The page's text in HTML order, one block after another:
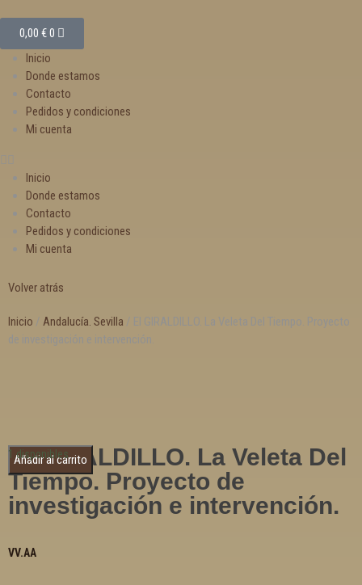
0,00 €0
Inicio
Donde estamos
Contacto
Pedidos y condiciones
Mi cuenta
Inicio
Donde estamos
Contacto
Pedidos y condiciones
Mi cuenta
Volver atrás
Inicio / Andalucía. Sevilla / El GIRALDILLO. La Veleta Del Tiempo. Proyecto
de investigación e intervención.
El GIRALDILLO. La Veleta Del
Tiempo. Proyecto de
investigación e intervención.
VV.AA
1 disponibles
Añadir al carrito